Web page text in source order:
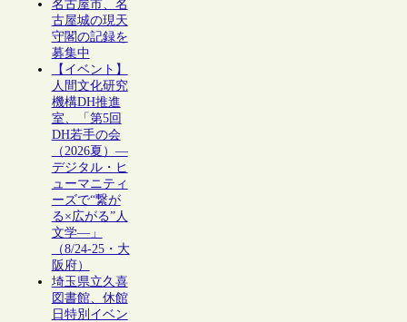
名古屋市、名
古屋城の現天
守閣の記録を
募集中
【イベント】
人間文化研究
機構DH推進
室、「第5回
DH若手の会
（2026夏）―
デジタル・ヒ
ューマニティ
ーズで“繋が
る×広がる”人
文学―」
（8/24-25・大
阪府）
埼玉県立久喜
図書館、休館
日特別イベン